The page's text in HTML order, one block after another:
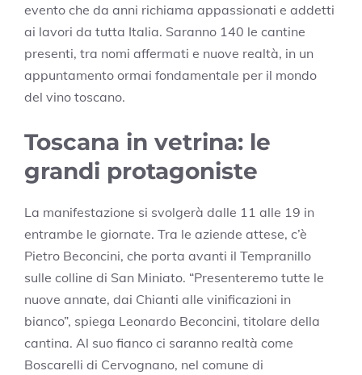
evento che da anni richiama appassionati e addetti
ai lavori da tutta Italia. Saranno 140 le cantine
presenti, tra nomi affermati e nuove realtà, in un
appuntamento ormai fondamentale per il mondo
del vino toscano.
Toscana in vetrina: le
grandi protagoniste
La manifestazione si svolgerà dalle 11 alle 19 in
entrambe le giornate. Tra le aziende attese, c’è
Pietro Beconcini, che porta avanti il Tempranillo
sulle colline di San Miniato. “Presenteremo tutte le
nuove annate, dai Chianti alle vinificazioni in
bianco”, spiega Leonardo Beconcini, titolare della
cantina. Al suo fianco ci saranno realtà come
Boscarelli di Cervognano, nel comune di